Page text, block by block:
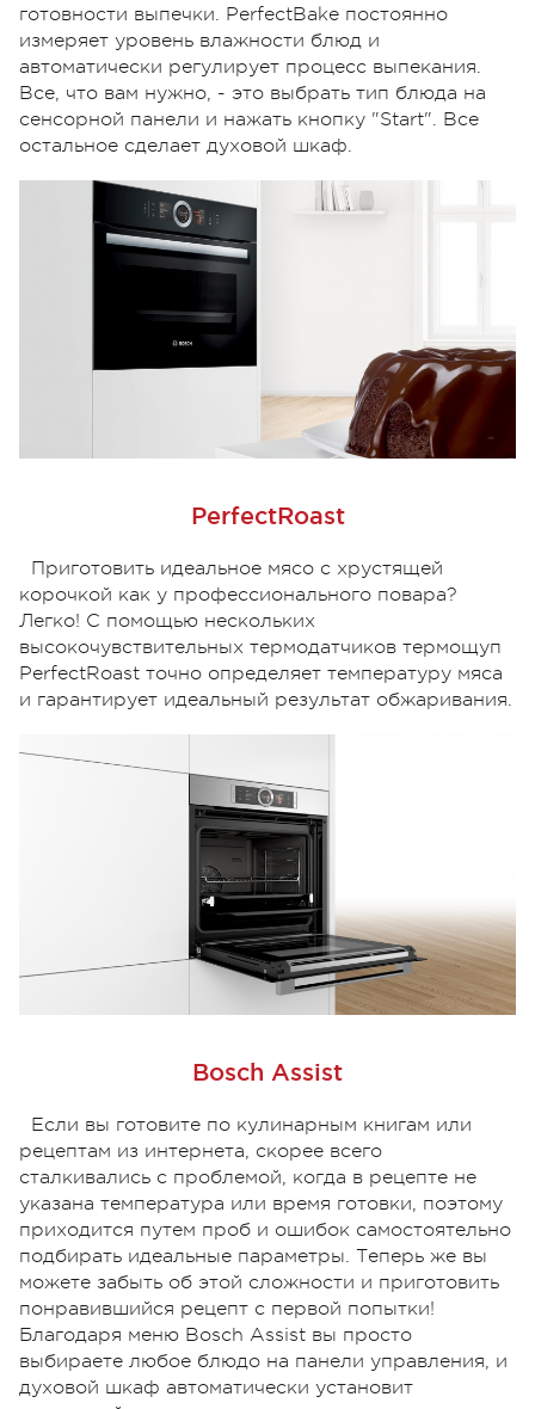
готовности выпечки. PerfectBake постоянно
измеряет уровень влажности блюд и
автоматически регулирует процесс выпекания.
Все, что вам нужно, - это выбрать тип блюда на
сенсорной панели и нажать кнопку "Start". Все
остальное сделает духовой шкаф.
PerfectRoast
Приготовить идеальное мясо с хрустящей
корочкой как у профессионального повара?
Легко! С помощью нескольких
высокочувствительных термодатчиков термощуп
PerfectRoast точно определяет температуру мяса
и гарантирует идеальный результат обжаривания.
Bosch Assist
Если вы готовите по кулинарным книгам или
рецептам из интернета, скорее всего
сталкивались с проблемой, когда в рецепте не
указана температура или время готовки, поэтому
приходится путем проб и ошибок самостоятельно
подбирать идеальные параметры. Теперь же вы
можете забыть об этой сложности и приготовить
понравившийся рецепт с первой попытки!
Благодаря меню Bosch Assist вы просто
выбираете любое блюдо на панели управления, и
духовой шкаф автоматически установит